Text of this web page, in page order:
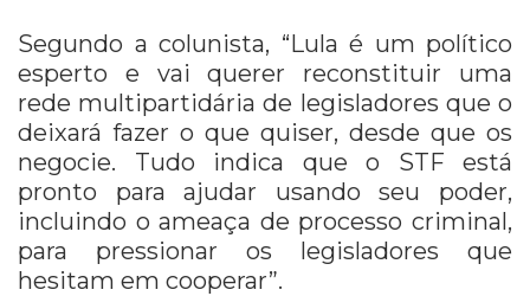
Segundo a colunista, “Lula é um político
esperto e vai querer reconstituir uma
rede multipartidária de legisladores que o
deixará fazer o que quiser, desde que os
negocie. Tudo indica que o STF está
pronto para ajudar usando seu poder,
incluindo o ameaça de processo criminal,
para pressionar os legisladores que
hesitam em cooperar”.